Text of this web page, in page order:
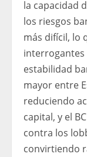
la capacidad
los riesgos
más difícil, lo
interrogantes
estabilidad
mayor entre
reduciendo
capital, y el
contra los
convirtiendo